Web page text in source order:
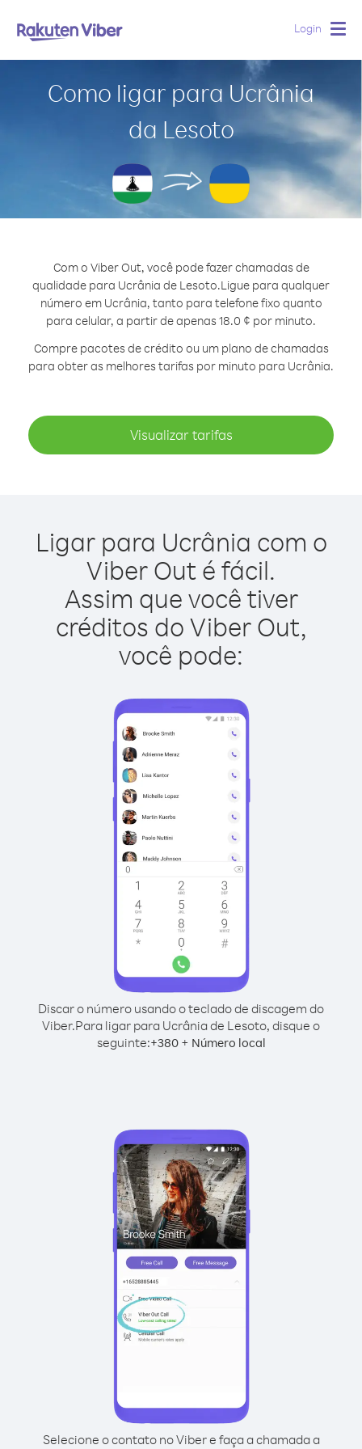
Login
Como ligar para Ucrânia
da Lesoto
Com o Viber Out, você pode fazer chamadas de
qualidade para Ucrânia de Lesoto.Ligue para qualquer
número em Ucrânia, tanto para telefone fixo quanto
para celular, a partir de apenas 18.0 ¢ por minuto.
Compre pacotes de crédito ou um plano de chamadas
para obter as melhores tarifas por minuto para Ucrânia.
Visualizar tarifas
Ligar para Ucrânia com o
Viber Out é fácil.
Assim que você tiver
créditos do Viber Out,
você pode:
Discar o número usando o teclado de discagem do
Viber.Para ligar para Ucrânia de Lesoto, disque o
seguinte:+380+ Número local
Selecione o contato no Viber e faça a chamada a